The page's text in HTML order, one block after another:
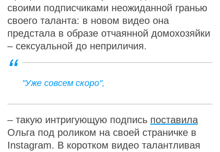
своими подписчиками неожиданной гранью
своего таланта: в новом видео она
предстала в образе отчаянной домохозяйки
– сексуальной до неприличия.
"Уже совсем скоро",
– такую интригующую подпись поставила
Ольга под роликом на своей страничке в
Instagram. В коротком видео талантливая